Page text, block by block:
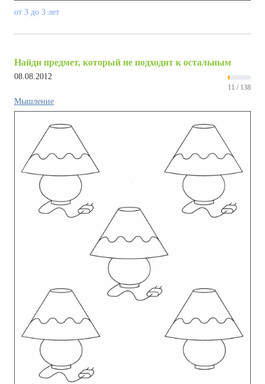
от 3 до 3 лет
Найди предмет, который не подходит к остальным
08.08.2012
11 / 138
Мышление